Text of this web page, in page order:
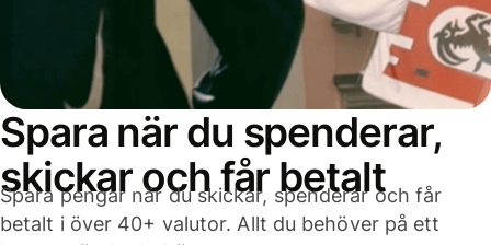
Spara när du spenderar,
skickar och får betalt
Spara pengar när du skickar, spenderar och får
betalt i över 40+ valutor. Allt du behöver på ett